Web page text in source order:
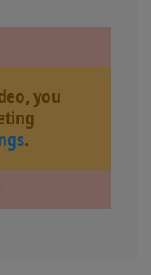
you
.